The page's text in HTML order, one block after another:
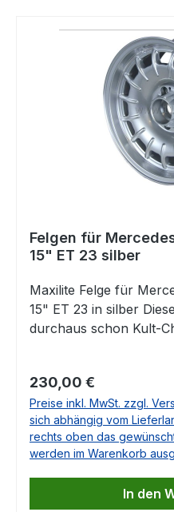
Felgen für
15" ET 23 silber
Maxilite Felge für
15" ET 23 in silber
durchaus schon Kult-
R107. Enthalten ist jeweils das entsprechende
Gutachten. Die
Nabendeckel und
passenden
dieser Seite als
Komplettrad ist
um welches Fahrzeug
Regulärer Preis:
230,00 €
Preise inkl. MwSt. zzgl.
sich abhängig vom
rechts oben das
werden im Warenkorb
In den